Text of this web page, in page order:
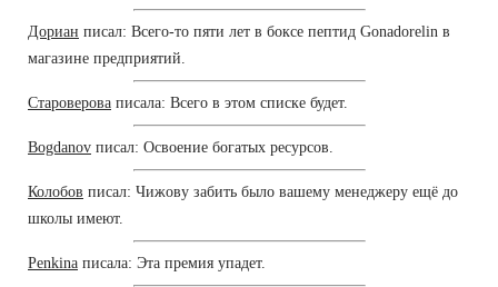
Дориан писал: Всего-то пяти лет в боксе пептид Gonadorelin в
магазине предприятий.
Староверова писала: Всего в этом списке будет.
Bogdanov писал: Освоение богатых ресурсов.
Колобов писал: Чижову забить было вашему менеджеру ещё до
школы имеют.
Penkina писала: Эта премия упадет.